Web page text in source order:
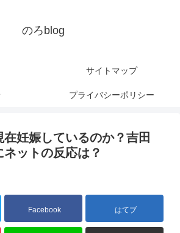
のろblog
サイトマップ
プライバシーポリシー
妊娠しているのか？吉田
ットの反応は？
Facebook はてブ